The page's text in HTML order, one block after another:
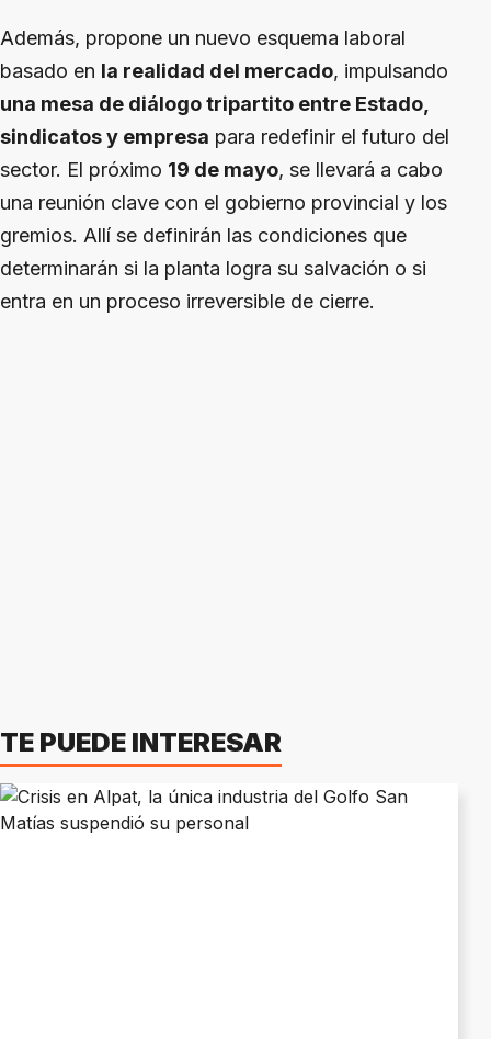
Además, propone un nuevo esquema laboral
basado en la realidad del mercado, impulsando
una mesa de diálogo tripartito entre Estado,
sindicatos y empresa para redefinir el futuro del
sector. El próximo 19 de mayo, se llevará a cabo
una reunión clave con el gobierno provincial y los
gremios. Allí se definirán las condiciones que
determinarán si la planta logra su salvación o si
entra en un proceso irreversible de cierre.
TE PUEDE INTERESAR